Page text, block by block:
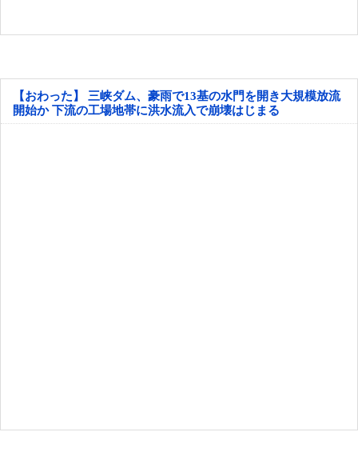
【おわった】 三峡ダム、豪雨で13基の水門を開き大規模放流
開始か 下流の工場地帯に洪水流入で崩壊はじまる